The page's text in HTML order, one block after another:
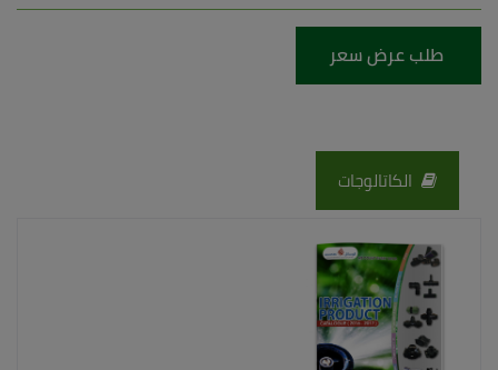
طلب عرض سعر
الكاتالوجات